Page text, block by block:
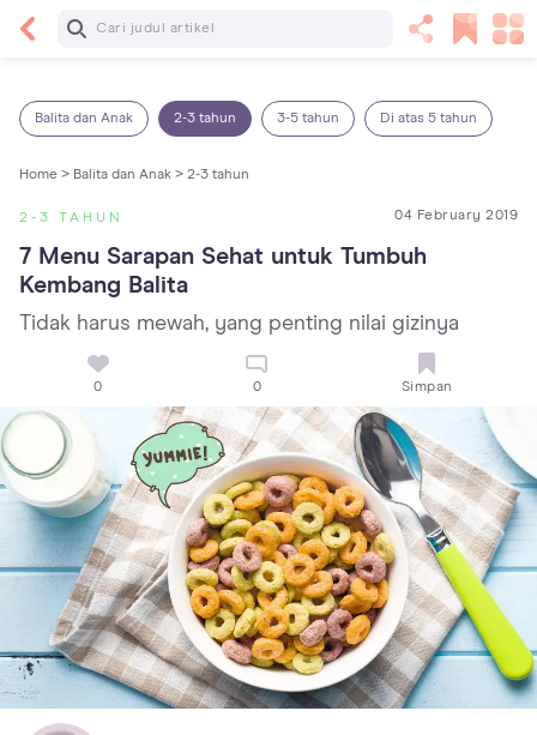
Baca Selanjutnya
Balita dan Anak 2-3 tahun 3-5 tahun Di atas 5 tahun
Home > Balita dan Anak > 2-3 tahun
2-3 TAHUN 04 February 2019
7 Menu Sarapan Sehat untuk Tumbuh
Kembang Balita
Tidak harus mewah, yang penting nilai gizinya
0 0 Simpan